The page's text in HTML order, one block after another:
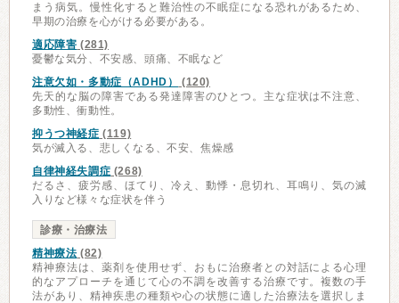
まう病気。慢性化すると難治性の不眠症になる恐れがあるため、
早期の治療を心がける必要がある。
適応障害 (281)
憂鬱な気分、不安感、頭痛、不眠など
注意欠如・多動症（ADHD）
(120)
先天的な脳の障害である発達障害のひとつ。主な症状は不注意、
多動性、衝動性。
抑うつ神経症 (119)
気が滅入る、悲しくなる、不安、焦燥感
自律神経失調症 (268)
だるさ、疲労感、ほてり、冷え、動悸・息切れ、耳鳴り、気の滅
入りなど様々な症状を伴う
診療・治療法
精神療法 (82)
精神療法は、薬剤を使用せず、おもに治療者との対話による心理
的なアプローチを通じて心の不調を改善する治療です。複数の手
法があり、精神疾患の種類や心の状態に適した治療法を選択しま